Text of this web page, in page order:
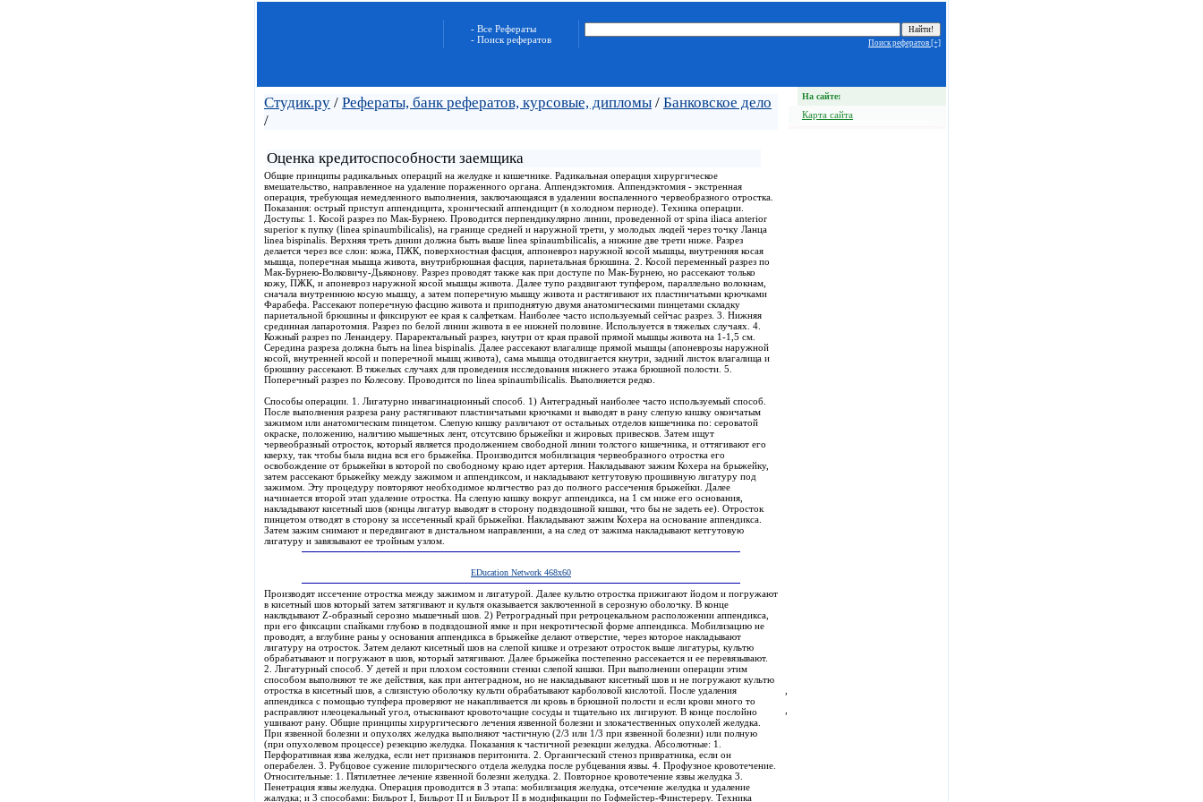
- Все Рефераты
- Поиск рефератов
Поиск рефератов [+]
Студик.ру / Рефераты, банк рефератов, курсовые, дипломы / Банковское дело
/
Оценка кредитоспособности заемщика
Общие принципы радикальных операций на желудке и кишечнике. Радикальная операция хирургическое
вмешательство, направленное на удаление пораженного органа. Аппендэктомия. Аппендэктомия - экстренная
операция, требующая немедленного выполнения, заключающаяся в удалении воспаленного червеобразного отростка.
Показания: острый приступ аппендицита, хронический аппендицит (в холодном периоде). Техника операции.
Доступы: 1. Косой разрез по Мак-Бурнею. Проводится перпендикулярно линии, проведенной от spina iliaca anterior
superior к пупку (linea spinaumbilicalis), на границе средней и наружной трети, у молодых людей через точку Ланца
linea bispinalis. Верхняя треть динии должна быть выше linea spinaumbilicalis, а нижние две трети ниже. Разрез
делается через все слои: кожа, ПЖК, поверхностная фасция, аппоневроз наружной косой мышцы, внутренняя косая
мышца, поперечная мышца живота, внутрибрюшная фасция, париетальная брюшина. 2. Косой переменный разрез по
Мак-Бурнею-Волковичу-Дьяконову. Разрез проводят также как при доступе по Мак-Бурнею, но рассекают только
кожу, ПЖК, и апоневроз наружной косой мышцы живота. Далее тупо раздвигают тупфером, параллельно волокнам,
сначала внутреннюю косую мышцу, а затем поперечную мышцу живота и растягивают их пластинчатыми крючками
Фарабефа. Рассекают поперечную фасцию живота и приподнятую двумя анатомическими пинцетами складку
париетальной брюшины и фиксируют ее края к салфеткам. Наиболее часто используемый сейчас разрез. 3. Нижняя
срединная лапаротомия. Разрез по белой линии живота в ее нижней половине. Используется в тяжелых случаях. 4.
Кожный разрез по Ленандеру. Параректальный разрез, кнутри от края правой прямой мышцы живота на 1-1,5 см.
Середина разреза должна быть на linea bispinalis. Далее рассекают влагалище прямой мышцы (апоневрозы наружной
косой, внутренней косой и поперечной мышц живота), сама мышца отодвигается кнутри, задний листок влагалища и
брюшину рассекают. В тяжелых случаях для проведения исследования нижнего этажа брюшной полости. 5.
Поперечный разрез по Колесову. Проводится по linea spinaumbilicalis. Выполняется редко.
Способы операции. 1. Лигатурно инвагинационный способ. 1) Антеградный наиболее часто используемый способ.
После выполнения разреза рану растягивают пластинчатыми крючками и выводят в рану слепую кишку окончатым
зажимом или анатомическим пинцетом. Слепую кишку различают от остальных отделов кишечника по: сероватой
окраске, положению, наличию мышечных лент, отсутсвию брыжейки и жировых привесков. Затем ищут
червеобразный отросток, который является продолжением свободной линии толстого кишечника, и оттягивают его
кверху, так чтобы была видна вся его брыжейка. Производится мобилизация червеобразного отростка его
освобождение от брыжейки в которой по свободному краю идет артерия. Накладывают зажим Кохера на брыжейку,
затем рассекают брыжейку между зажимом и аппендиксом, и накладывают кетгутовую прошивную лигатуру под
зажимом. Эту процедуру повторяют необходимое количество раз до полного рассечения брыжейки. Далее
начинается второй этап удаление отростка. На слепую кишку вокруг аппендикса, на 1 см ниже его основания,
накладывают кисетный шов (концы лигатур выводят в сторону подвздошной кишки, что бы не задеть ее). Отросток
пинцетом отводят в сторону за иссеченный край брыжейки. Накладывают зажим Кохера на основание аппендикса.
Затем зажим снимают и передвигают в дистальном направлении, а на след от зажима накладывают кетгутовую
лигатуру и завязывают ее тройным узлом.
EDucation Network 468х60
Производят иссечение отростка между зажимом и лигатурой. Далее культю отростка прижигают йодом и погружают
в кисетный шов который затем затягивают и культя оказывается заключенной в серозную оболочку. В конце
наклкдывают Z-образный серозно мышечный шов. 2) Ретроградный при ретроцекальном расположении аппендикса,
при его фиксации спайками глубоко в подвздошной ямке и при некротической форме аппендикса. Мобилизацию не
проводят, а вглубине раны у основания аппендикса в брыжейке делают отверстие, через которое накладывают
лигатуру на отросток. Затем делают кисетный шов на слепой кишке и отрезают отросток выше лигатуры, культю
обрабатывают и погружают в шов, который затягивают. Далее брыжейка постепенно рассекается и ее перевязывают.
2. Лигатурный способ. У детей и при плохом состоянии стенки слепой кишки. При выполнении операции этим
способом выполняют те же действия, как при антеградном, но не накладывают кисетный шов и не погружают культю
отростка в кисетный шов, а слизистую оболочку культи обрабатывают карболовой кислотой. После удаления
аппендикса с помощью тупфера проверяют не накапливается ли кровь в брюшной полости и если крови много то
расправляют илеоцекальный угол, отыскивают кровоточащие сосуды и тщательно их лигируют. В конце послойно
ушивают рану. Общие принципы хирургического лечения язвенной болезни и злокачественных опухолей желудка.
При язвенной болезни и опухолях желудка выполняют частичную (2/3 или 1/3 при язвенной болезни) или полную
(при опухолевом процессе) резекцию желудка. Показания к частичной резекции желудка. Абсолютные: 1.
Перфоративная язва желудка, если нет признаков перитонита. 2. Органический стеноз привратника, если он
операбелен. 3. Рубцовое сужение пилорического отдела желудка после рубцевания язвы. 4. Профузное кровотечение.
Относительные: 1. Пятилетнее лечение язвенной болезни желудка. 2. Повторное кровотечение язвы желудка 3.
Пенетрация язвы желудка. Операция проводится в 3 этапа: мобилизация желудка, отсечение желудка и удаление
жалудка; и 3 способами: Бильрот I, Бильрот II и Бильрот II в модификации по Гофмейстер-Финстереру. Техника
На сайте:
Карта сайта